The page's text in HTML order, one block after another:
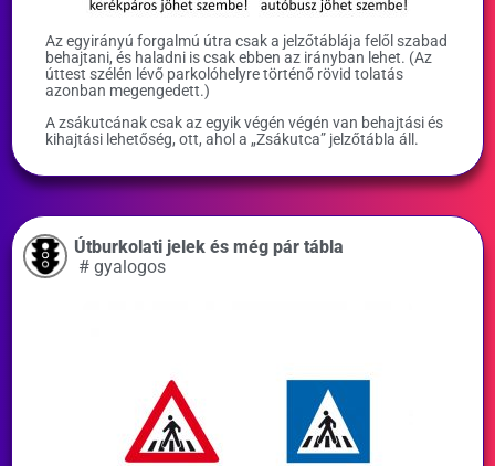
Az egyirányú forgalmú útra csak a jelzőtáblája felől szabad
behajtani, és haladni is csak ebben az irányban lehet. (Az
úttest szélén lévő parkolóhelyre történő rövid tolatás
azonban megengedett.)
A zsákutcának csak az egyik végén végén van behajtási és
kihajtási lehetőség, ott, ahol a „Zsákutca” jelzőtábla áll.
Útburkolati jelek és még pár tábla
# gyalogos